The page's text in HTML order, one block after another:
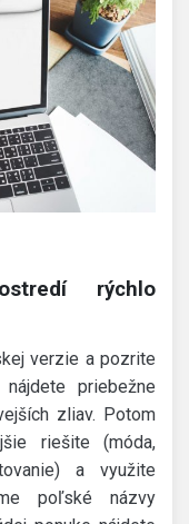
rýchlo
verzie a pozrite
priebežne
zliav. Potom
riešite (móda,
a využite
poľské názvy